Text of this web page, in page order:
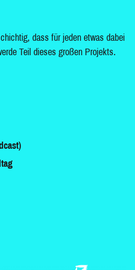
dass für jeden etwas dabei
Teil dieses großen Projekts.